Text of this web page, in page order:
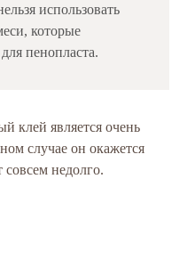
использовать
которые
пенопласта.
клей является очень
случае он окажется
недолго.